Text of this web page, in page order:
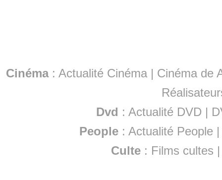
Cinéma: Actualité Cinéma | Cinéma de
Dvd : Actualité DVD |
People :Actualité People
Culte : Films cultes